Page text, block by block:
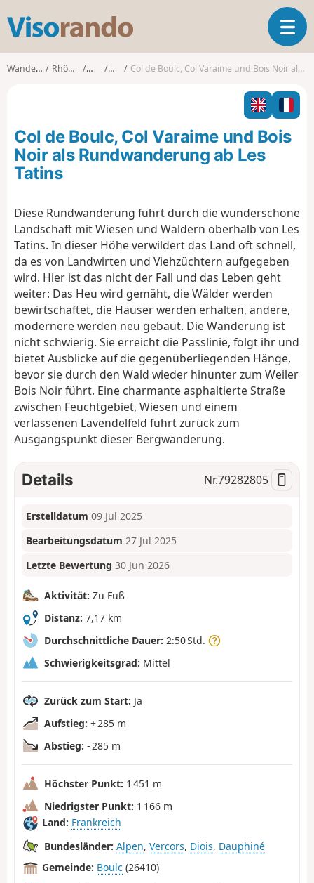
s
o
o
T
o
l
n
a
t
i
o
Wanderungen Rhône-Alpes DrômeBoulcCol de Boulc, Col Varaime und Bois Noir als Rundwanderung ab Les Tatins
Col de Boulc, Col Varaime und Bois
Noir als Rundwanderung ab Les
Tatins
Diese Rundwanderung führt durch die wunderschöne
Landschaft mit Wiesen und Wäldern oberhalb von Les
Tatins. In dieser Höhe verwildert das Land oft schnell,
da es von Landwirten und Viehzüchtern aufgegeben
wird. Hier ist das nicht der Fall und das Leben geht
weiter: Das Heu wird gemäht, die Wälder werden
bewirtschaftet, die Häuser werden erhalten, andere,
modernere werden neu gebaut. Die Wanderung ist
nicht schwierig. Sie erreicht die Passlinie, folgt ihr und
bietet Ausblicke auf die gegenüberliegenden Hänge,
bevor sie durch den Wald wieder hinunter zum Weiler
Bois Noir führt. Eine charmante asphaltierte Straße
zwischen Feuchtgebiet, Wiesen und einem
verlassenen Lavendelfeld führt zurück zum
Ausgangspunkt dieser Bergwanderung.
Details Nr.79282805
Erstelldatum 09 Jul 2025
Bearbeitungsdatum 27 Jul 2025
Letzte Bewertung 30 Jun 2026
Aktivität: Zu Fuß
Distanz: 7,17 km
Durchschnittliche Dauer: 2:50 Std.
Schwierigkeitsgrad: Mittel
Zurück zum Start: Ja
Aufstieg: + 285 m
Abstieg: - 285 m
Höchster Punkt: 1 451 m
Niedrigster Punkt: 1 166 m
Land: Frankreich
Bundesländer: Alpen, Vercors, Diois, Dauphiné
Gemeinde: Boulc (26410)